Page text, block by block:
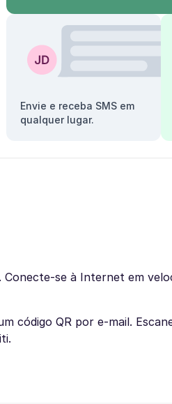
Envie e receba SMS em
qualquer lugar.
se à Internet em
código QR por e-mail.